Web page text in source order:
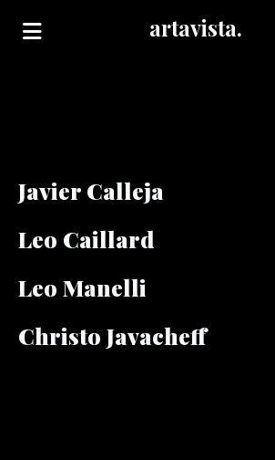
artavista.
Javier Calleja
Leo Caillard
Leo Manelli
Christo Javacheff